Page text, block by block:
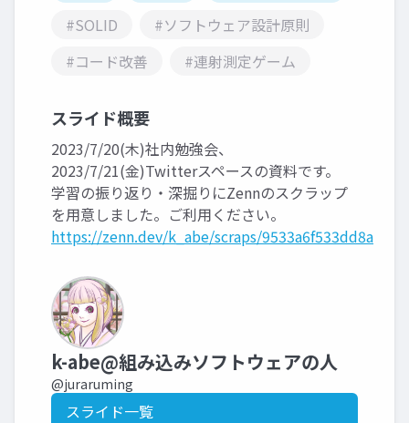
#SOLID
#ソフトウェア設計原則
#コード改善
#連射測定ゲーム
スライド概要
2023/7/20(木)社内勉強会、
2023/7/21(金)Twitterスペースの資料です。
学習の振り返り・深掘りにZennのスクラップ
を用意しました。ご利用ください。
https://zenn.dev/k_abe/scraps/9533a6f533dd8a
k-abe@組み込みソフトウェアの人
@juraruming
スライド一覧